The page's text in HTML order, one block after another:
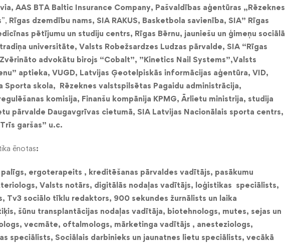
AAS BTA Baltic Insurance Company, Pašvaldības aģentūras „Rēzeknes
”, Rīgas dzemdību nams, SIA RAKUS, Basketbola savienība, SIA” Rīgas
pētījumu un studiju centrs, Rīgas Bērnu, jauniešu un ģimeņu sociālā
universitāte, Valsts Robežsardzes Ludzas pārvalde, SIA “Rīgas
advokātu birojs “Cobalt”, ”Kinetics Nail Systems”,Valsts
aptieka, VUGD, Latvijas Ģeotelpiskās informācijas aģentūra, VID,
Sporta skola, Rēzeknes valstspilsētas Pagaidu administrācija,
komisija, Finanšu kompānija KPMG, Ārlietu ministrija, studija
pārvalde Daugavgrīvas cietumā, SIA Latvijas Nacionālais sporta centrs,
garšas” u.c.
ēnotas:
ergoterapeits , kreditēšanas pārvaldes vadītājs, pasākumu
Valsts notārs, digitālās nodaļas vadītājs, loģistikas speciālists,
Tv3 sociālo tīklu redaktors, 900 sekundes žurnālists un laika
šūnu transplantācijas nodaļas vadītāja, biotehnologs, mutes, sejas un
vecmāte, oftalmologs, mārketinga vadītājs , anesteziologs,
speciālists, Sociālais darbinieks un jaunatnes lietu speciālists, vecākā